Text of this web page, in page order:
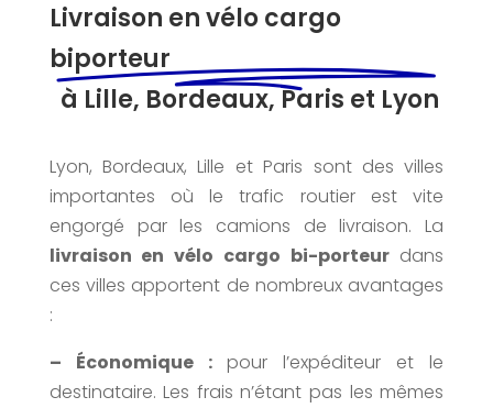
Livraison en vélo cargo
biporteur
à Lille, Bordeaux, Paris et Lyon
Lyon, Bordeaux, Lille et Paris sont des villes
importantes où le trafic routier est vite
engorgé par les camions de livraison. La
livraison en vélo cargo bi-porteurdans
ces villes apportent de nombreux avantages
:
– Économique :pour l’expéditeur et le
destinataire. Les frais n’étant pas les mêmes